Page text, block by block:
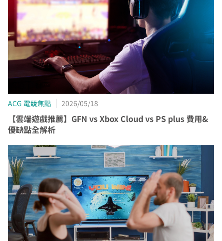
ACG 電競焦點 2026/05/18
【雲端遊戲推薦】GFN vs Xbox Cloud vs PS plus 費用&
優缺點全解析
您的寬頻合約尚未符合續約資格
合約剩餘6個月內才可進行續約，如要選購更多元豐富的
服務，歡迎前往加值服務訂購。
如對續約有任何問題，前往專人與我聯繫。
返回前頁
前往加值服務
您的區域符合光紀元（光纖到府申辦資格），可享有相
同價格的最高品質網路服務
前往申辦
如有疑問請洽詢服務專線 412-8811(手機請加區
碼)
我知道了
我知道了
你的裝機區域正在進行臨時維修，若你裝置所遇到的問題無
法獲得解決，請前往線上留言留下資料。
了解並關閉
線上留言
查無行動電話資料，請先至『用戶資料變更』補上行動電話
資料後，再進行簡訊帳單申請
取消
變更資料
我知道了
中嘉寬頻LINE好友募集中
加入好友並完成手機綁定，
即享專屬綁定優惠好禮！​
【專屬服務】
查詢帳單、線上繳費
智能客服、障礙報修
掃描QR Code完成手機綁定！
LINE 對話框輸入「綁定贈好禮」
或等待系統自動發送的訊息
點選「點我完成手機綁定」
好禮將於 7 日後發送給您！
【專屬服務】